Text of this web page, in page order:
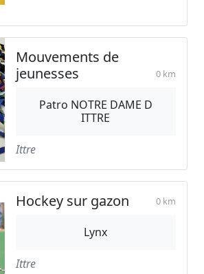
Mouvements de
jeunesses
0 km
Patro NOTRE DAME D
ITTRE
Ittre
Hockey sur gazon 0 km
Lynx
Ittre